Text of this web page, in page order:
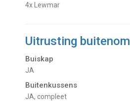
4x Lewmar
Uitrusting buitenom
Buiskap
JA
Buitenkussens
JA, compleet